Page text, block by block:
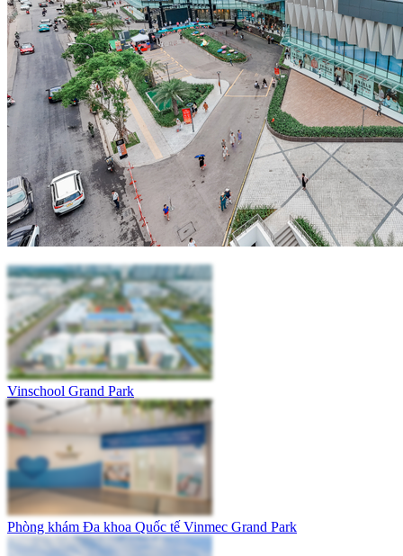
Vinschool Grand Park
Phòng khám Đa khoa Quốc tế Vinmec Grand Park